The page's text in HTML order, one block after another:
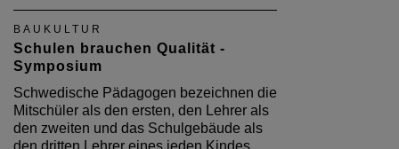
BAUKULTUR
Schulen brauchen Qualität -
Symposium
Schwedische Pädagogen bezeichnen die
Mitschüler als den ersten, den Lehrer als
den zweiten und das Schulgebäude als